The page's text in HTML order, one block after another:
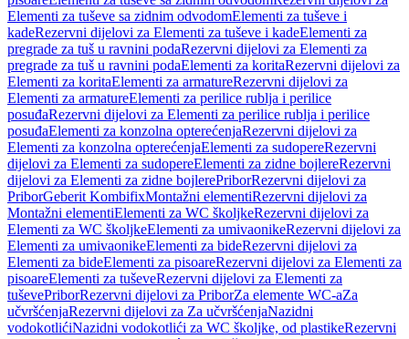
Elementi za tuševe sa zidnim odvodomElementi za tuševe i
kadeRezervni dijelovi za Elementi za tuševe i kadeElementi za
pregrade za tuš u ravnini podaRezervni dijelovi za Elementi za
pregrade za tuš u ravnini podaElementi za koritaRezervni dijelovi za
Elementi za koritaElementi za armatureRezervni dijelovi za
Elementi za armatureElementi za perilice rublja i perilice
posuđaRezervni dijelovi za Elementi za perilice rublja i perilice
posuđaElementi za konzolna opterećenjaRezervni dijelovi za
Elementi za konzolna opterećenjaElementi za sudopereRezervni
dijelovi za Elementi za sudopereElementi za zidne bojlereRezervni
dijelovi za Elementi za zidne bojlerePriborRezervni dijelovi za
PriborGeberit KombifixMontažni elementiRezervni dijelovi za
Montažni elementiElementi za WC školjkeRezervni dijelovi za
Elementi za WC školjkeElementi za umivaonikeRezervni dijelovi za
Elementi za umivaonikeElementi za bideRezervni dijelovi za
Elementi za bideElementi za pisoareRezervni dijelovi za Elementi za
pisoareElementi za tuševeRezervni dijelovi za Elementi za
tuševePriborRezervni dijelovi za PriborZa elemente WC-aZa
učvršćenjaRezervni dijelovi za Za učvršćenjaNazidni
vodokotlićiNazidni vodokotlići za WC školjke, od plastikeRezervni